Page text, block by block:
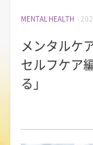
MENTAL HEALTH -
メンタルケ
セルフケア
る」